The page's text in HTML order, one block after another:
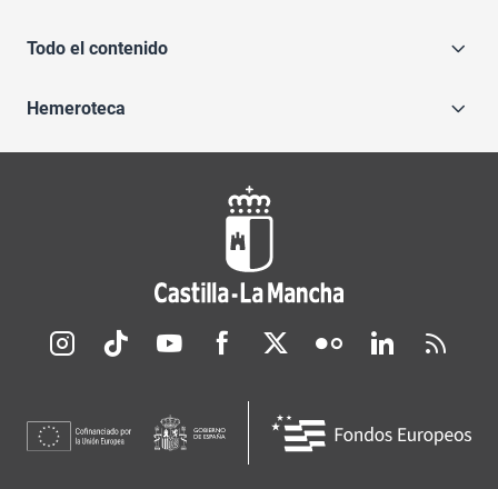
Todo el contenido
Hemeroteca
Redes sociales JCCM